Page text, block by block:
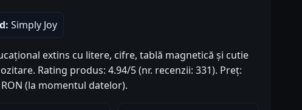
Simply Joy
extins cu litere, cifre, tablă magnetică și cutie
Rating produs: 4.94/5 (nr. recenzii: 331). Preț:
RON (la momentul datelor).